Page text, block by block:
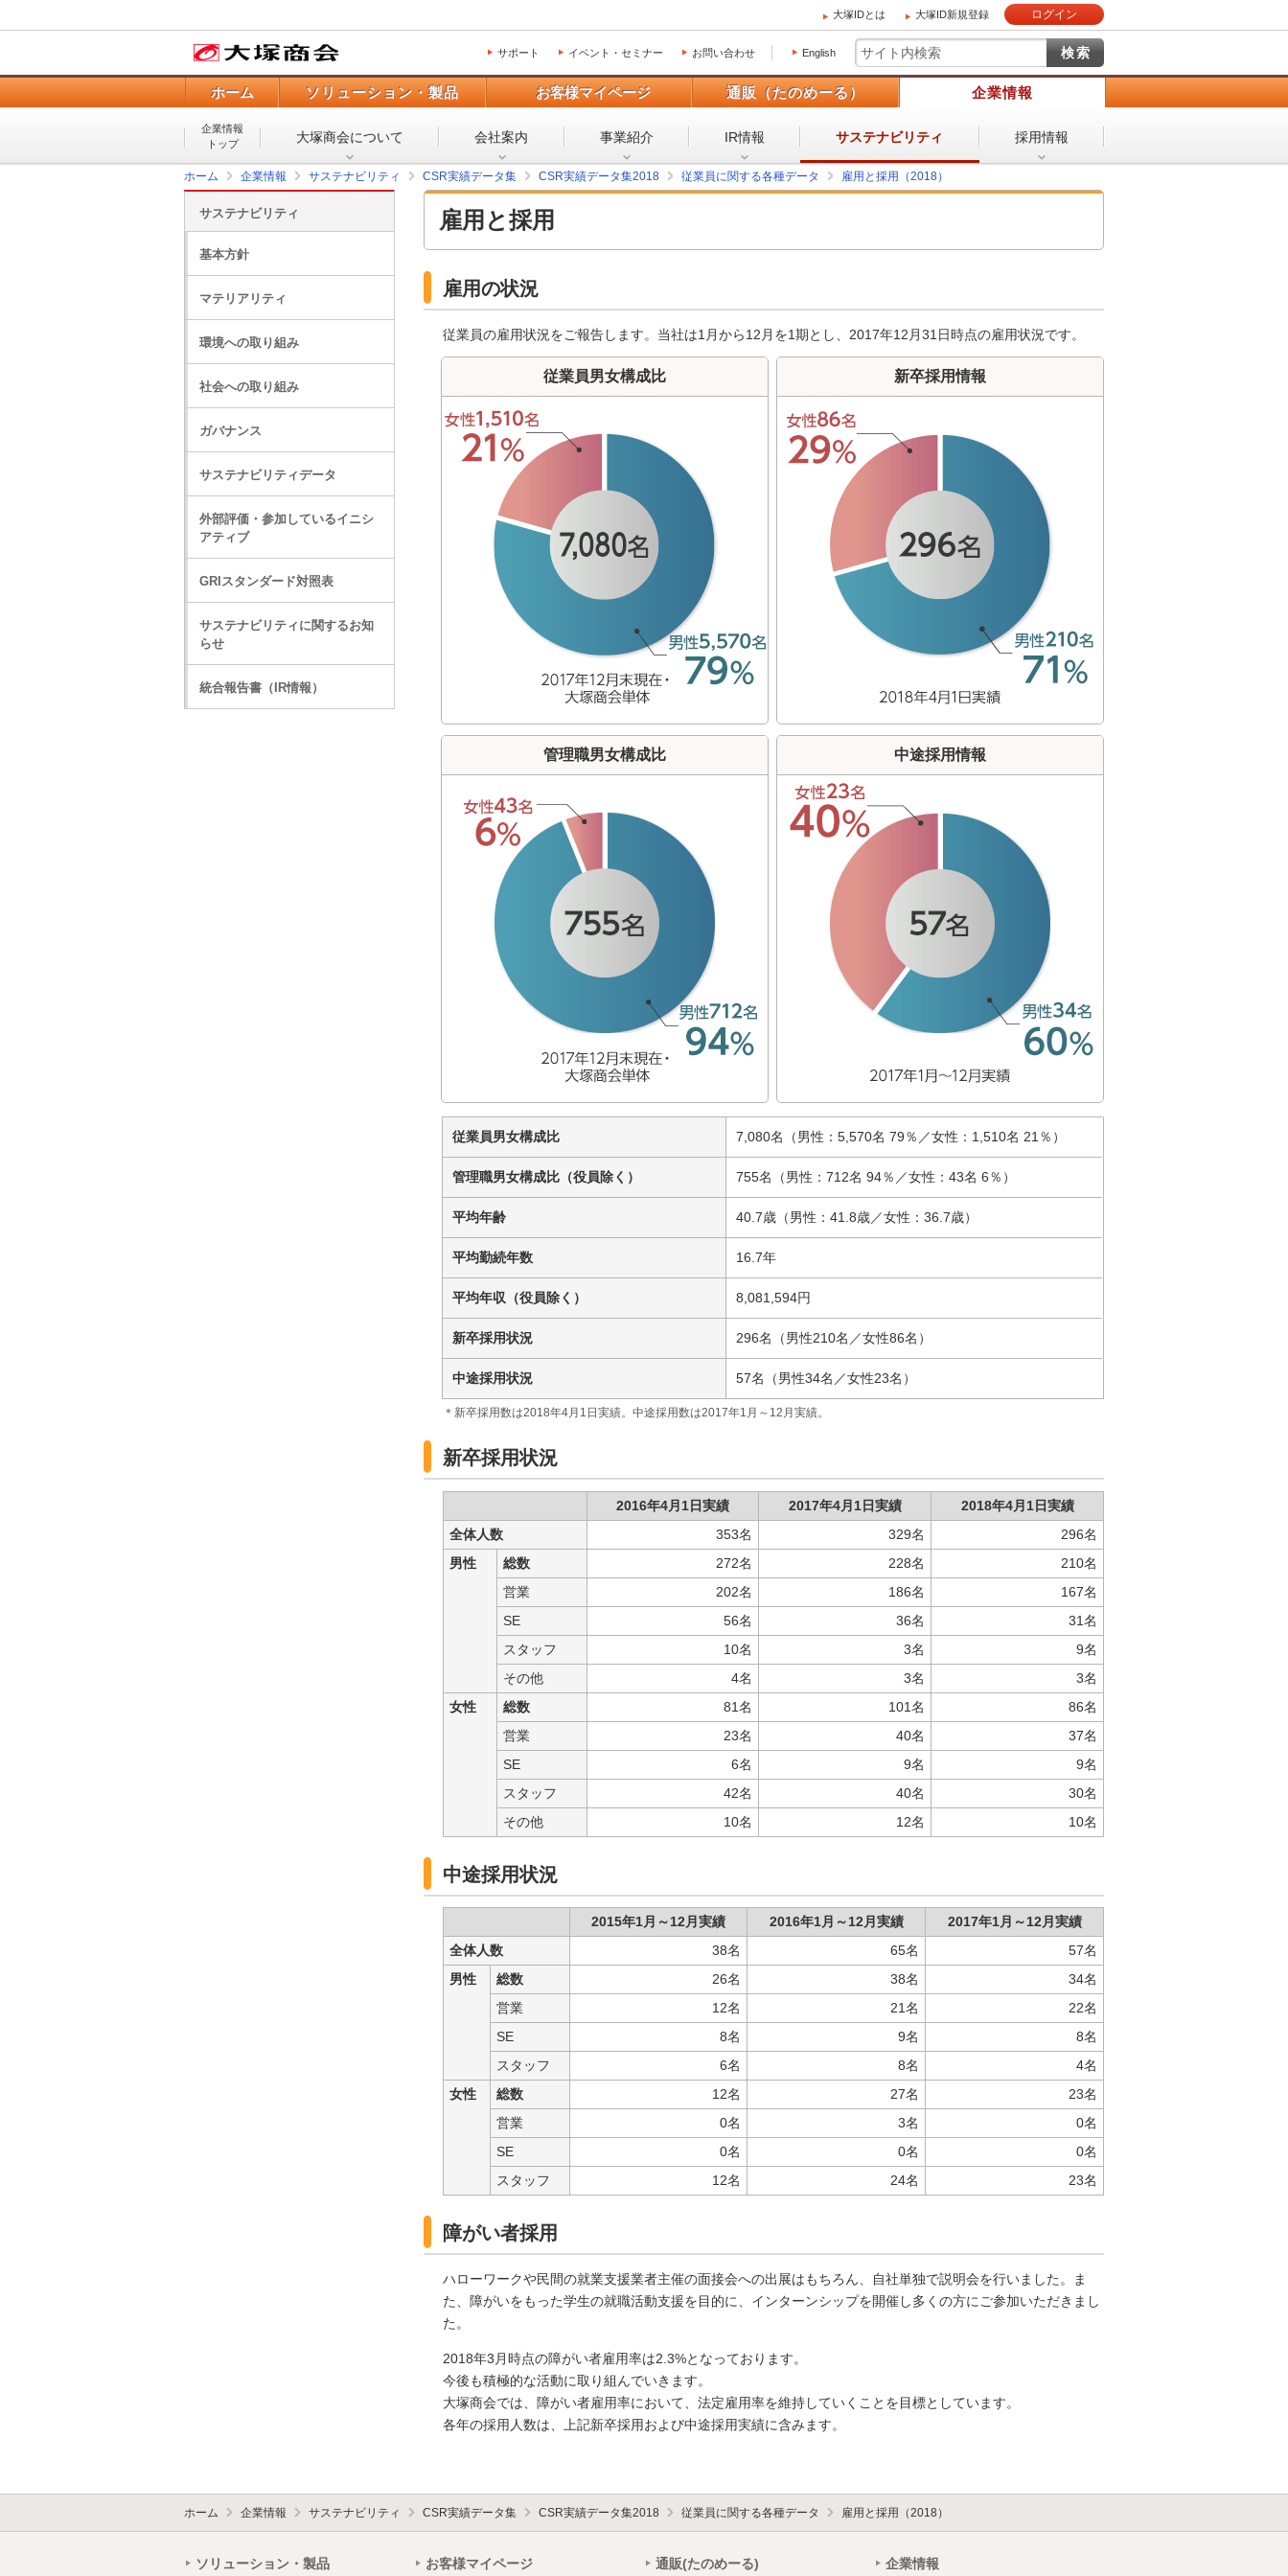
大塚IDとは 大塚ID新規登録 ログイン
サポート イベント・セミナー お問い合わせ English
ホーム ソリューション・製品 お客様マイページ 通販（たのめーる） 企業情報
企業情報
トップ
大塚商会について 会社案内 事業紹介 IR情報 サステナビリティ 採用情報
ホーム 企業情報 サステナビリティ CSR実績データ集 CSR実績データ集2018 従業員に関する各種データ 雇用と採用（2018）
雇用と採用
雇用の状況
従業員の雇用状況をご報告します。当社は1月から12月を1期とし、2017年12月31日時点の雇用状況です。
従業員男女構成比 新卒採用情報
管理職男女構成比 中途採用情報
従業員男女構成比 7,080名（男性：5,570名 79％／女性：1,510名 21％）
管理職男女構成比（役員除く） 755名（男性：712名 94％／女性：43名 6％）
平均年齢 40.7歳（男性：41.8歳／女性：36.7歳）
平均勤続年数 16.7年
平均年収（役員除く） 8,081,594円
新卒採用状況 296名（男性210名／女性86名）
中途採用状況 57名（男性34名／女性23名）
＊新卒採用数は2018年4月1日実績。中途採用数は2017年1月～12月実績。
新卒採用状況
2016年4月1日実績 2017年4月1日実績
2018年4月1日実績
全体人数
353名 329名
296名
男性
総数 272名 228名
210名
営業
202名 186名
167名
SE
56名 36名
31名
スタッフ
10名 3名
9名
その他
4名 3名
3名
女性
総数 81名 101名
86名
営業
23名 40名
37名
SE
6名 9名
9名
スタッフ
42名 40名
30名
その他
10名 12名 10名
中途採用状況
2015年1月～12月実績 2016年1月～12月実績
2017年1月～12月実績
全体人数
38名 65名
57名
男性
総数 26名 38名
34名
営業
12名 21名
22名
SE
8名 9名
8名
スタッフ
6名 8名
4名
女性
総数 12名 27名
23名
営業
0名 3名
0名
SE
0名 0名
0名
スタッフ
12名 24名 23名
障がい者採用
ハローワークや民間の就業支援業者主催の面接会への出展はもちろん、自社単独で説明会を行いました。ま
た、障がいをもった学生の就職活動支援を目的に、インターンシップを開催し多くの方にご参加いただきまし
た。
2018年3月時点の障がい者雇用率は2.3%となっております。
今後も積極的な活動に取り組んでいきます。
大塚商会では、障がい者雇用率において、法定雇用率を維持していくことを目標としています。
各年の採用人数は、上記新卒採用および中途採用実績に含みます。
サステナビリティ
基本方針
マテリアリティ
環境への取り組み
社会への取り組み
ガバナンス
サステナビリティデータ
外部評価・参加しているイニシ
アティブ
GRIスタンダード対照表
サステナビリティに関するお知
らせ
統合報告書（IR情報）
ホーム 企業情報 サステナビリティ CSR実績データ集 CSR実績データ集2018 従業員に関する各種データ 雇用と採用（2018）
ソリューション・製品 お客様マイページ 通販(たのめーる) 企業情報